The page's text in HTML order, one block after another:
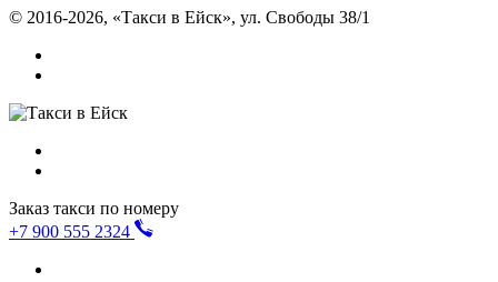
© 2016-2026, «Такси в Ейск», ул. Свободы 38/1
Заказ такси по номеру
+7 900 555 2324